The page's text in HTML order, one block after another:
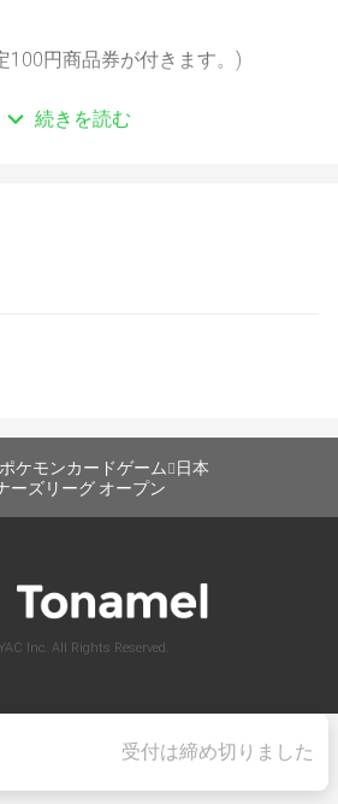
100円商品券が付きます。)
は、一定条件の下、ジム店舗で開
。成績上位者は、ポケモンWCSの
、順位によりチャンピオンシップ
。
続きを読む
ポケモンカードゲーム
日本
ーズリーグ オープン
Inc. All Rights Reserved.
受付は締め切りました